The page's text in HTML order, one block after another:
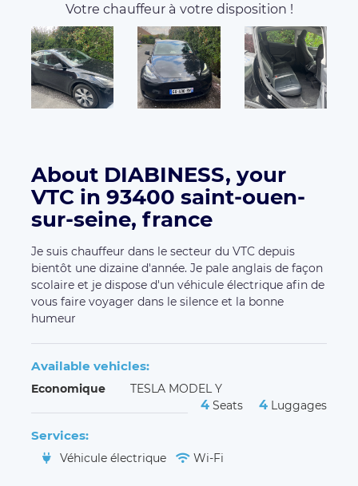
Votre chauffeur à votre disposition !
About DIABINESS, your
VTC in 93400 saint-ouen-
sur-seine, france
Je suis chauffeur dans le secteur du VTC depuis
bientôt une dizaine d'année. Je pale anglais de façon
scolaire et je dispose d'un véhicule électrique afin de
vous faire voyager dans le silence et la bonne
humeur
Available vehicles:
Economique TESLA MODEL Y
4 Seats 4 Luggages
Services:
Véhicule électrique Wi-Fi